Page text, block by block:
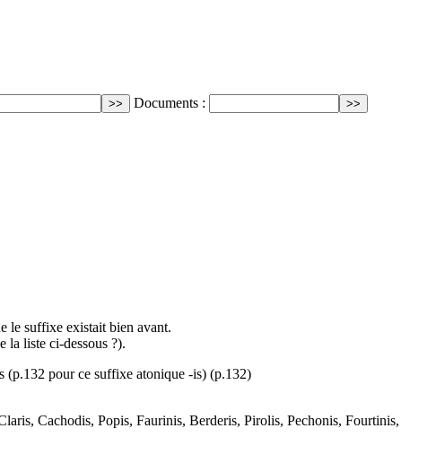
Documents :
le suffixe existait bien avant.
la liste ci-dessous ?).
pour ce suffixe atonique -is) (p.132)
Cachodis, Popis, Faurinis, Berderis, Pirolis, Pechonis, Fourtinis,